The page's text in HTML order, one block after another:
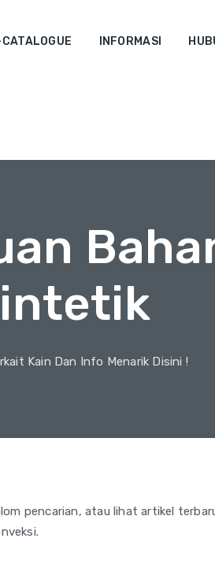
CATALOGUE INFORMASI
Kain Dan Info Menarik Disini !
pencarian, atau lihat artikel